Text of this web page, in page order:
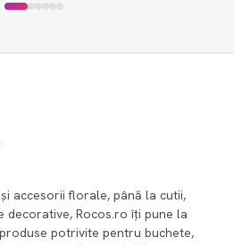
accesorii florale, până la cutii,
decorative, Rocos.ro îți pune la
potrivite pentru buchete,